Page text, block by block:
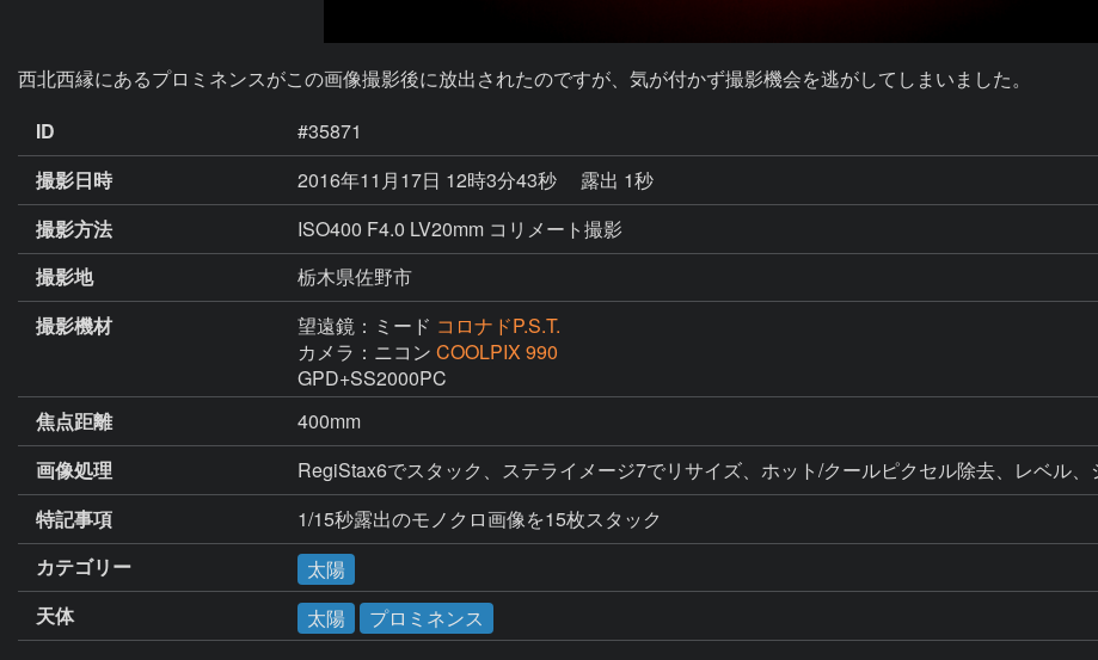
西北西縁にあるプロミネンスがこの画像撮影後に放出されたのですが、気が付かず撮影機会を逃がしてしまいました。
ID
#35871
撮影日時
2016年11月17日 12時3分43秒
露出 1秒
撮影方法
ISO400 F4.0 LV20mm コリメート撮影
撮影地
栃木県佐野市
撮影機材
望遠鏡：ミード コロナドP.S.T.
カメラ：ニコン COOLPIX 990
GPD+SS2000PC
焦点距離
400mm
画像処理
RegiStax6でスタック、ステライメージ7でリサイズ、ホット/クールピクセル除去、レベル
特記事項
1/15秒露出のモノクロ画像を15枚スタック
カテゴリー
太陽
天体
太陽 プロミネンス